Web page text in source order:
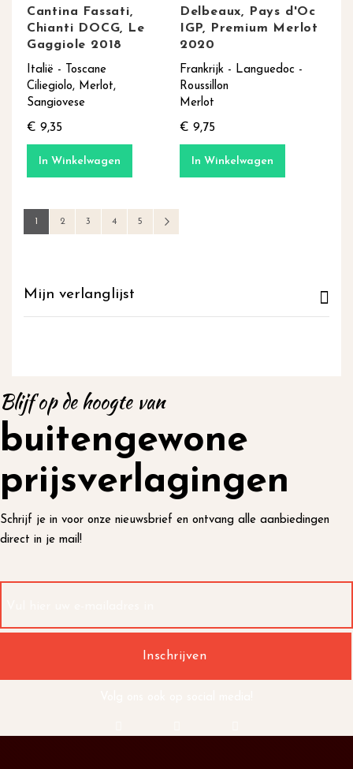
Cantina Fassati,
Chianti DOCG, Le
Gaggiole 2018
Italië - Toscane
Ciliegiolo, Merlot,
Sangiovese
€ 9,35
In Winkelwagen
Delbeaux, Pays d'Oc
IGP, Premium Merlot
2020
Frankrijk - Languedoc -
Roussillon
Merlot
€ 9,75
In Winkelwagen
Pagina
U lees momenteel pagina
1 Pagina
2 Pagina
3 Pagina
4 Pagina
5
Mijn verlanglijst
Blijf op de hoogte van
buitengewone
prijsverlagingen
Schrijf je in voor onze nieuwsbrief en ontvang alle aanbiedingen
direct in je mail!